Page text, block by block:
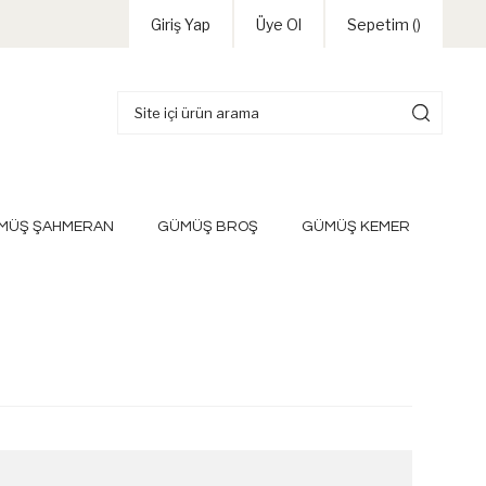
Giriş Yap Üye Ol Sepetim ()
ŞAHMERAN GÜMÜŞ BROŞ GÜMÜŞ KEMER